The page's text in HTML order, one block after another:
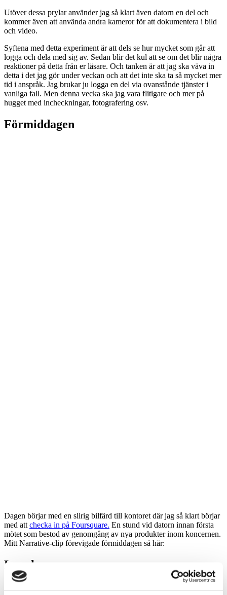
Utöver dessa prylar använder jag så klart även datorn en del och
kommer även att använda andra kameror för att dokumentera i bild
och video.
Syftena med detta experiment är att dels se hur mycket som går att
logga och dela med sig av. Sedan blir det kul att se om det blir några
reaktioner på detta från er läsare. Och tanken är att jag ska väva in
detta i det jag gör under veckan och att det inte ska ta så mycket mer
tid i anspråk. Jag brukar ju logga en del via ovanstånde tjänster i
vanliga fall. Men denna vecka ska jag vara flitigare och mer på
hugget med incheckningar, fotografering osv.
Förmiddagen
Dagen börjar med en slirig bilfärd till kontoret där jag så klart börjar
med att checka in på Foursquare. En stund vid datorn innan första
mötet som bestod av genomgång av nya produkter inom koncernen.
Mitt Narrative-clip förevigade förmiddagen så här:
Lunch
från